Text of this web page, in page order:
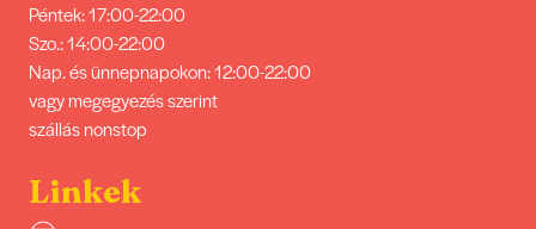
Péntek: 17:00-22:00
Szo.: 14:00-22:00
Nap. és ünnepnapokon: 12:00-22:00
vagy megegyezés szerint
szállás nonstop
Linkek